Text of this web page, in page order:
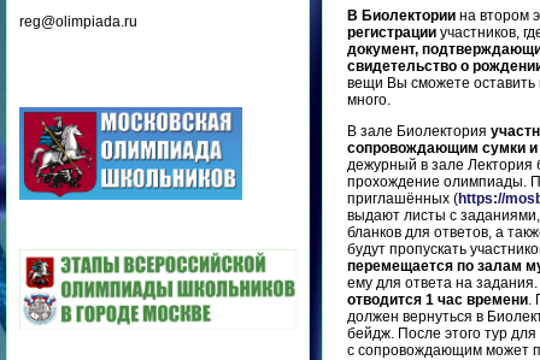
reg@olimpiada.ru
В Биолектории на втором
регистрации участников,
документ,
свидетельство о
вещи Вы сможете оставить
много.
В зале Биолектория
сопровождающим сумки
дежурный в зале Лектория
прохождение олимпиады.
приглашённых (https://
выдают листы с
бланков для ответов, а
будут пропускать
перемещается по залам
ему для ответа на
отводится 1 час времени.
должен вернуться в
бейдж. После этого тур
с сопровождающим может